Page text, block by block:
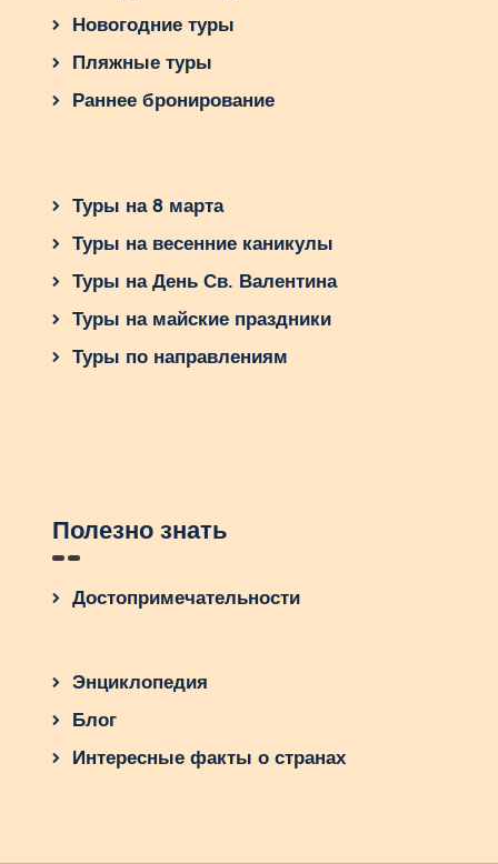
Новогодние туры
Пляжные туры
Раннее бронирование
Туры на 8 марта
Туры на весенние каникулы
Туры на День Св. Валентина
Туры на майские праздники
Туры по направлениям
Полезно знать
Достопримечательности
Энциклопедия
Блог
Интересные факты о странах